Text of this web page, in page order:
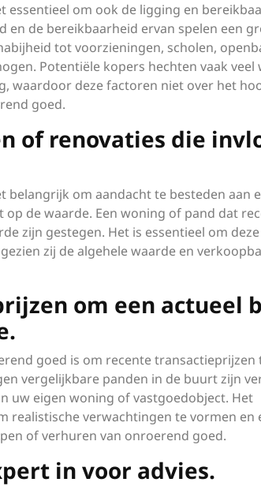
essentieel om ook de ligging en
en de bereikbaarheid ervan spelen een
tot voorzieningen, scholen,
Potentiële kopers hechten vaak veel
waardoor deze factoren niet over het
goed.
of renovaties die
belangrijk om aandacht te besteden aan
de waarde. Een woning of pand dat
zijn gestegen. Het is essentieel om deze
zij de algehele waarde en
om een actueel
goed is om recente transactieprijzen
vergelijkbare panden in de buurt zijn
uw eigen woning of vastgoedobject. Het
realistische verwachtingen te vormen en
of verhuren van onroerend goed.
in voor advies.